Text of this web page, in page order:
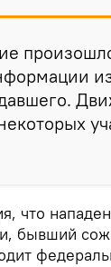
что
бывший